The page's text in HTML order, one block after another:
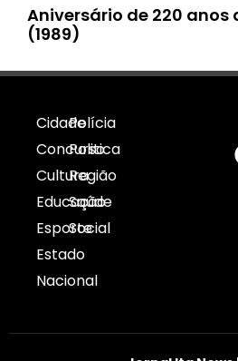
Aniversário de 220 anos
(1989)
Cidade
Concurso
Cultura
Educação
Esporte
Estado
Nacional
Polícia
Politica
Região
Saúde
Social